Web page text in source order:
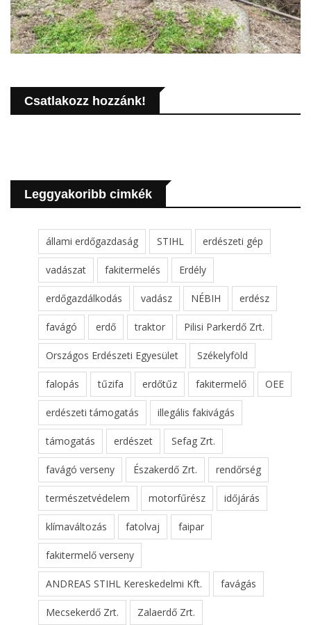
Csatlakozz hozzánk!
Leggyakoribb cimkék
állami erdőgazdaság STIHL erdészeti gép
vadászat fakitermelés Erdély
erdőgazdálkodás vadász NÉBIH erdész
favágó erdő traktor Pilisi Parkerdő Zrt.
Országos Erdészeti Egyesület Székelyföld
falopás tűzifa erdőtűz fakitermelő OEE
erdészeti támogatás illegális fakivágás
támogatás erdészet Sefag Zrt.
favágó verseny Északerdő Zrt. rendőrség
természetvédelem motorfűrész időjárás
klímaváltozás fatolvaj faipar
fakitermelő verseny
ANDREAS STIHL Kereskedelmi Kft. favágás
Mecsekerdő Zrt. Zalaerdő Zrt.